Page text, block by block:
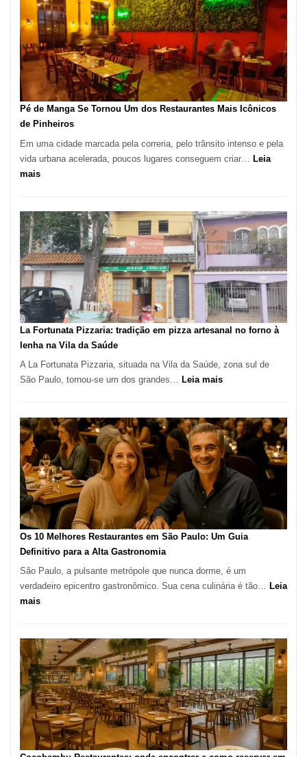
Pé de Manga Se Tornou Um dos Restaurantes Mais Icônicos
de Pinheiros
Em uma cidade marcada pela correria, pelo trânsito intenso e pela
vida urbana acelerada, poucos lugares conseguem criar… Leia
mais:
Manga
Se
Tornou
Um
dos
Restaurantes
Mais
Icônicos
La Fortunata Pizzaria: tradição em pizza artesanal no forno à
lenha na Vila da Saúde
A La Fortunata Pizzaria, situada na Vila da Saúde, zona sul de
São Paulo, tornou-se um dos grandes… Leia mais:
Pizzaria:
tradição
em
pizza
artesanal
forno
à
Vila
da
Os 10 Melhores Restaurantes em São Paulo: Um Guia
Definitivo para a Alta Gastronomia
São Paulo, a pulsante metrópole que nunca dorme, é um
verdadeiro epicentro gastronômico. Sua cena culinária é tão… Leia
mais:
Melhores
Restaurantes
em
São
Paulo:
Um
Guia
Definitivo